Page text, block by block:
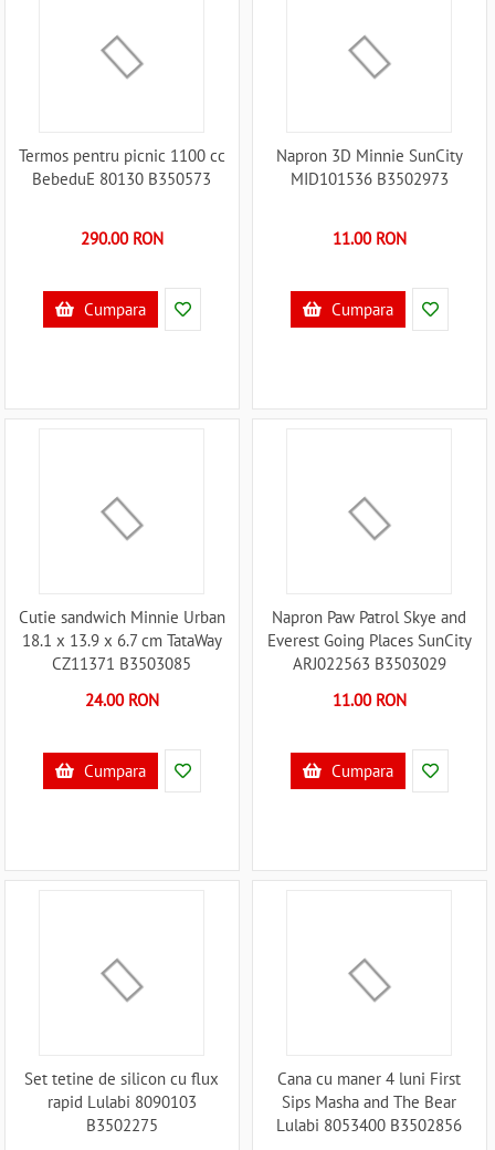
Termos pentru picnic 1100 cc
BebeduE 80130 B350573
290.00 RON
Cumpara
Napron 3D Minnie SunCity
MID101536 B3502973
11.00 RON
Cumpara
Cutie sandwich Minnie Urban
18.1 x 13.9 x 6.7 cm TataWay
CZ11371 B3503085
24.00 RON
Cumpara
Napron Paw Patrol Skye and
Everest Going Places SunCity
ARJ022563 B3503029
11.00 RON
Cumpara
Set tetine de silicon cu flux
rapid Lulabi 8090103
B3502275
Cana cu maner 4 luni First
Sips Masha and The Bear
Lulabi 8053400 B3502856